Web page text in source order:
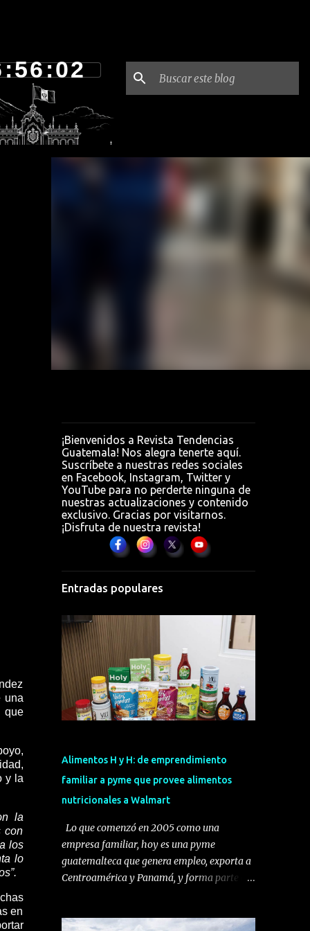
por
una
que
y la
la
con
los
lo
en
¡Bienvenidos a Revista Tendencias
Guatemala! Nos alegra tenerte aquí.
Suscríbete a nuestras redes sociales
en Facebook, Instagram, Twitter y
YouTube para no perderte ninguna de
nuestras actualizaciones y contenido
exclusivo. Gracias por visitarnos.
¡Disfruta de nuestra revista!
Entradas populares
Alimentos H y H: de emprendimiento
familiar a pyme que provee alimentos
nutricionales a Walmart
Lo que comenzó en 2005 como una
empresa familiar, hoy es una pyme
guatemalteca que genera empleo, exporta a
Centroamérica y Panamá, y forma parte del
compañía dedicada al desarrollo,